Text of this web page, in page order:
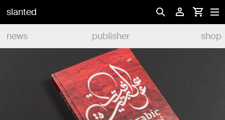
slanted
news
publisher shop